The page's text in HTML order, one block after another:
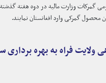
گمرکات وزارت مالیه در دوه هفته
محصول گمرکی وارد افغانستان نمایند.
ولایت فراه به بهره